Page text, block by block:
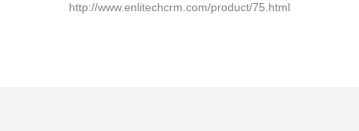
http://www.enlitechcrm.com/product/75.html